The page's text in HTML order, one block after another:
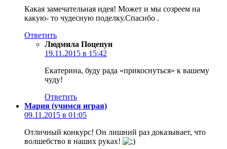
Какая замечательная идея! Может и мы созреем на
какую- то чудесную поделку.Спасибо .
Ответить
Людмила Поцепун
19.11.2015 в 15:42
Екатерина, буду рада «прикоснуться» к вашему
чуду!
Ответить
Мария (учимся играя)
09.11.2015 в 01:05
Отличный конкурс! Он лишний раз доказывает, что
волшебство в наших руках!